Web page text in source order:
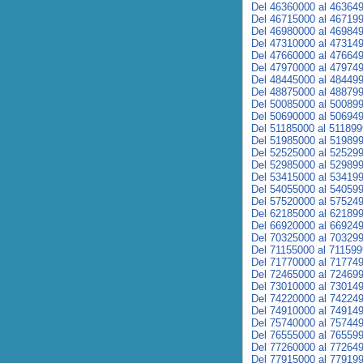
Del 46360000 al
Del 46715000 al
Del 46980000 al
Del 47310000 al
Del 47660000 al
Del 47970000 al
Del 48445000 al
Del 48875000 al
Del 50085000 al
Del 50690000 al
Del 51185000 al
Del 51985000 al
Del 52525000 al
Del 52985000 al
Del 53415000 al
Del 54055000 al
Del 57520000 al
Del 62185000 al
Del 66920000 al
Del 70325000 al
Del 71155000 al
Del 71770000 al
Del 72465000 al
Del 73010000 al
Del 74220000 al
Del 74910000 al
Del 75740000 al
Del 76555000 al
Del 77260000 al
Del 77915000 al